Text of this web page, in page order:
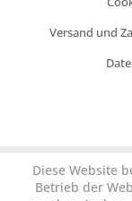
Versand und
Diese Website
Betrieb der